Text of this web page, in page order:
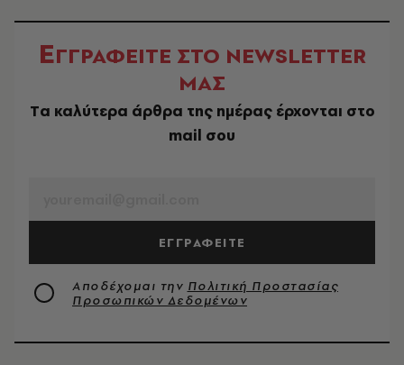
ΕΓΓΡΑΦΕΙΤΕ ΣΤΟ NEWSLETTER
ΜΑΣ
Tα καλύτερα άρθρα της ημέρας έρχονται στο
mail σου
ΕΓΓΡΑΦΕΙΤΕ
Αποδέχομαι την Πολιτική Προστασίας
Προσωπικών Δεδομένων